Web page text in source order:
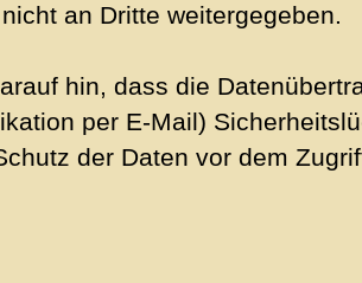
an Dritte weitergegeben.
hin, dass die
per E-Mail)
der Daten vor dem